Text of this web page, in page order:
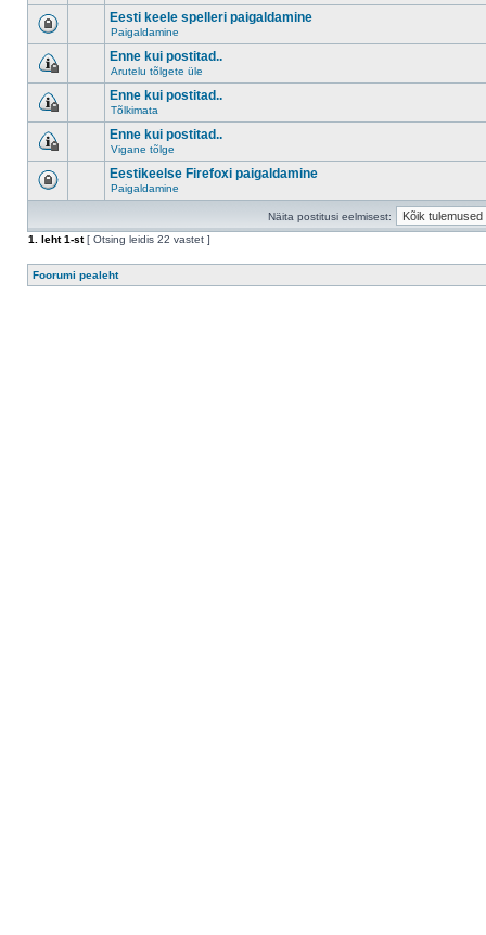
Eesti keele spelleri paigaldamine
Paigaldamine
Enne kui postitad..
Arutelu tõlgete üle
Enne kui postitad..
Tõlkimata
Enne kui postitad..
Vigane tõlge
Eestikeelse Firefoxi paigaldamine
Paigaldamine
Näita postitusi eelmisest:
1
. leht1-st[ Otsing leidis 22 vastet ]
Foorumi pealeht